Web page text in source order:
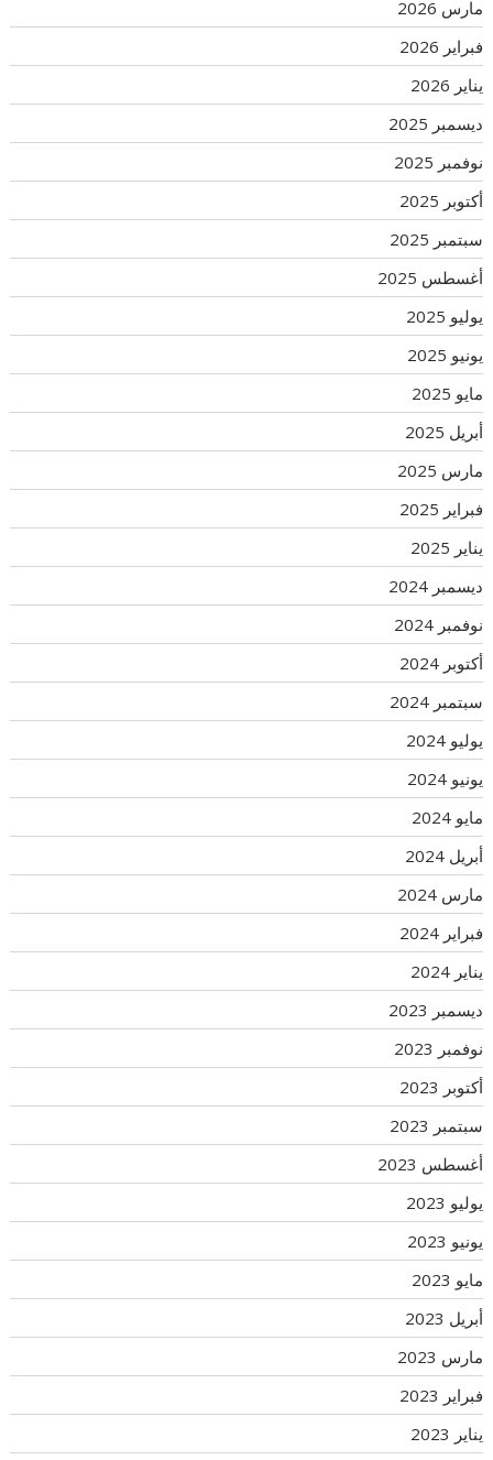
مارس 2026
فبراير 2026
يناير 2026
ديسمبر 2025
نوفمبر 2025
أكتوبر 2025
سبتمبر 2025
أغسطس 2025
يوليو 2025
يونيو 2025
مايو 2025
أبريل 2025
مارس 2025
فبراير 2025
يناير 2025
ديسمبر 2024
نوفمبر 2024
أكتوبر 2024
سبتمبر 2024
يوليو 2024
يونيو 2024
مايو 2024
أبريل 2024
مارس 2024
فبراير 2024
يناير 2024
ديسمبر 2023
نوفمبر 2023
أكتوبر 2023
سبتمبر 2023
أغسطس 2023
يوليو 2023
يونيو 2023
مايو 2023
أبريل 2023
مارس 2023
فبراير 2023
يناير 2023